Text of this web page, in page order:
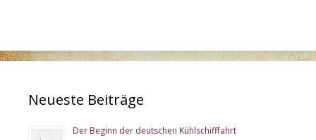
Neueste Beiträge
Der Beginn der deutschen Kühlschifffahrt